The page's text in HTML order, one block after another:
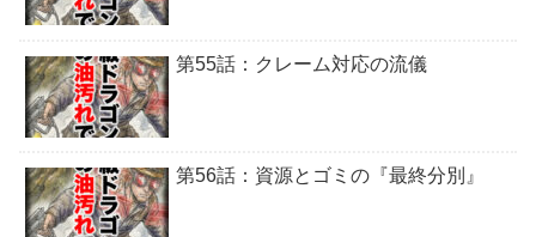
第55話：クレーム対応の流儀
第56話：資源とゴミの『最終分別』